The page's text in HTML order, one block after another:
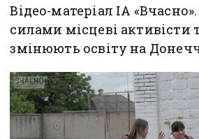
Відео-матеріал ІА
силами місцеві активісти
змінюють освіту на